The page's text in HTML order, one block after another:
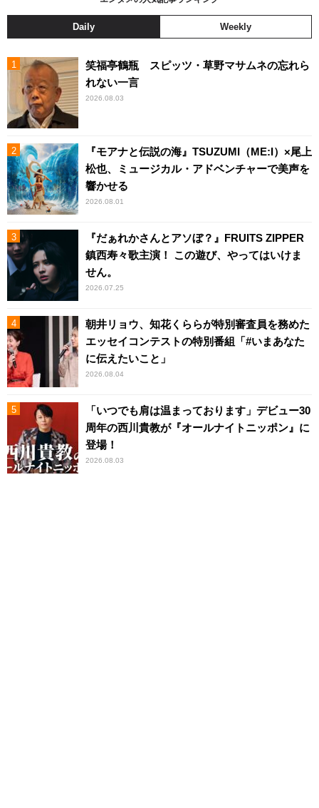
Daily Weekly
笑福亭鶴瓶 スピッツ・草野マサムネの忘れら
れない一言
2026.08.03
『モアナと伝説の海』TSUZUMI（ME:I）×尾上
松也、ミュージカル・アドベンチャーで美声を
響かせる
2026.08.01
『だぁれかさんとアソぼ？』FRUITS ZIPPER
鎮西寿々歌主演！ この遊び、やってはいけま
せん。
2026.07.25
朝井リョウ、知花くららが特別審査員を務めた
エッセイコンテストの特別番組「#いまあなた
に伝えたいこと」
2026.08.04
「いつでも肩は温まっております」デビュー30
周年の西川貴教が『オールナイトニッポン』に
登場！
2026.08.03